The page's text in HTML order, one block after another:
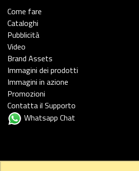
Come fare
Cataloghi
Pubblicità
Video
Brand Assets
Immagini dei prodotti
Immagini in azione
Promozioni
Contatta il Supporto
Whatsapp Chat
FOLLOW US